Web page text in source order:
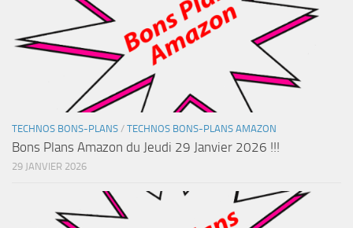
TECHNOS BONS-PLANS / TECHNOS BONS-PLANS AMAZON
Bons Plans Amazon du Jeudi 29 Janvier 2026 !!!
29 JANVIER 2026